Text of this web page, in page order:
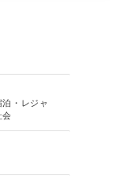
・レジャ
会